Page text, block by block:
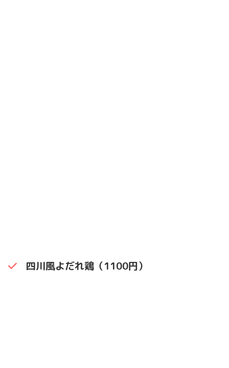
四川風よだれ鶏（1100円）